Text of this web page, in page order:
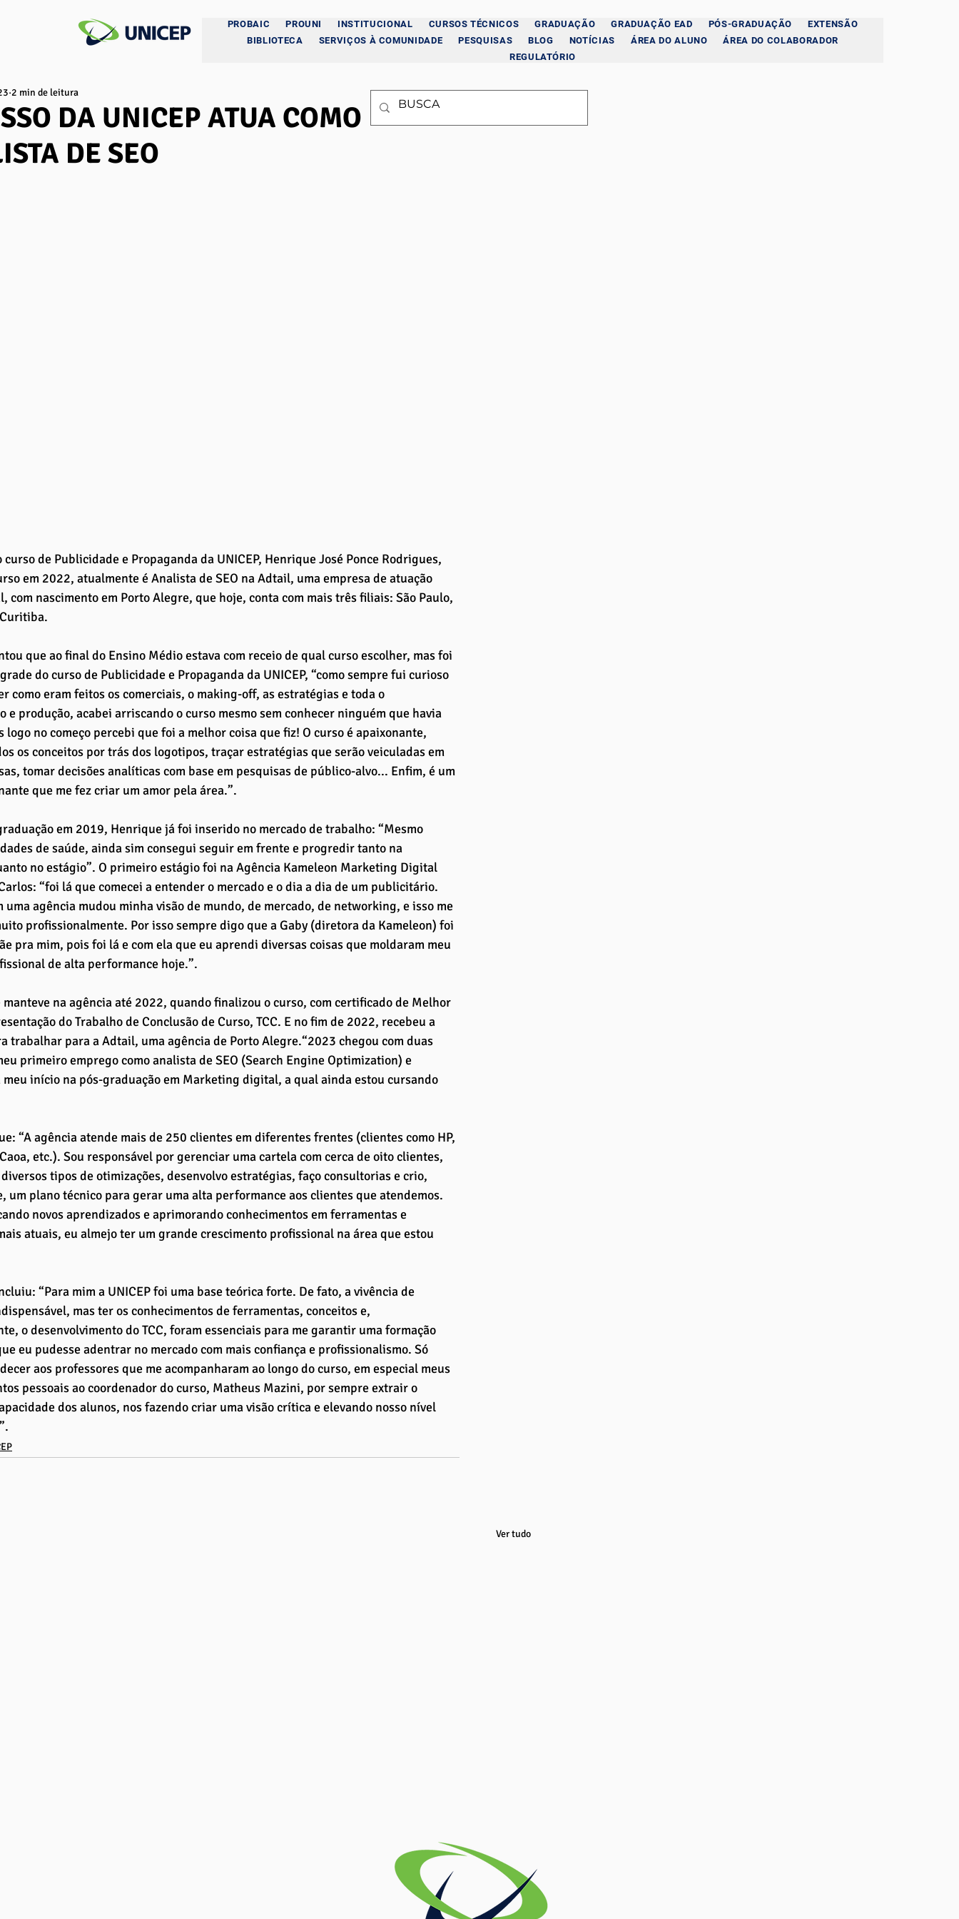
PROBAIC PROUNI INSTITUCIONAL CURSOS TÉCNICOS GRADUAÇÃO GRADUAÇÃO EAD PÓS-GRADUAÇÃO
EXTENSÃO
BIBLIOTECA
SERVIÇOS À COMUNIDADE PESQUISAS BLOG NOTÍCIAS ÁREA DO ALUNO
ÁREA DO COLABORADOR
REGULATÓRIO
DA UNICEP ATUA COMO
DE SEO
2 min de leitura
curso de Publicidade e Propaganda da UNICEP, Henrique José Ponce Rodrigues,
em 2022, atualmente é Analista de SEO na Adtail, uma empresa de atuação
com nascimento em Porto Alegre, que hoje, conta com mais três filiais: São Paulo,
que ao final do Ensino Médio estava com receio de qual curso escolher, mas foi
do curso de Publicidade e Propaganda da UNICEP, “como sempre fui curioso
como eram feitos os comerciais, o making-off, as estratégias e toda o
e produção, acabei arriscando o curso mesmo sem conhecer ninguém que havia
logo no começo percebi que foi a melhor coisa que fiz! O curso é apaixonante,
os conceitos por trás dos logotipos, traçar estratégias que serão veiculadas em
tomar decisões analíticas com base em pesquisas de público-alvo... Enfim, é um
que me fez criar um amor pela área.”.
em 2019, Henrique já foi inserido no mercado de trabalho: “Mesmo
de saúde, ainda sim consegui seguir em frente e progredir tanto na
no estágio”. O primeiro estágio foi na Agência Kameleon Marketing Digital
“foi lá que comecei a entender o mercado e o dia a dia de um publicitário.
uma agência mudou minha visão de mundo, de mercado, de networking, e isso me
profissionalmente. Por isso sempre digo que a Gaby (diretora da Kameleon) foi
pra mim, pois foi lá e com ela que eu aprendi diversas coisas que moldaram meu
de alta performance hoje.”.
manteve na agência até 2022, quando finalizou o curso, com certificado de Melhor
do Trabalho de Conclusão de Curso, TCC. E no fim de 2022, recebeu a
trabalhar para a Adtail, uma agência de Porto Alegre.“2023 chegou com duas
primeiro emprego como analista de SEO (Search Engine Optimization) e
meu início na pós-graduação em Marketing digital, a qual ainda estou cursando
“A agência atende mais de 250 clientes em diferentes frentes (clientes como HP,
etc.). Sou responsável por gerenciar uma cartela com cerca de oito clientes,
tipos de otimizações, desenvolvo estratégias, faço consultorias e crio,
um plano técnico para gerar uma alta performance aos clientes que atendemos.
novos aprendizados e aprimorando conhecimentos em ferramentas e
atuais, eu almejo ter um grande crescimento profissional na área que estou
“Para mim a UNICEP foi uma base teórica forte. De fato, a vivência de
mas ter os conhecimentos de ferramentas, conceitos e,
o desenvolvimento do TCC, foram essenciais para me garantir uma formação
eu pudesse adentrar no mercado com mais confiança e profissionalismo. Só
aos professores que me acompanharam ao longo do curso, em especial meus
pessoais ao coordenador do curso, Matheus Mazini, por sempre extrair o
dos alunos, nos fazendo criar uma visão crítica e elevando nosso nível
Ver tudo
Curso de Educação Física
participa de Edição da Corrida